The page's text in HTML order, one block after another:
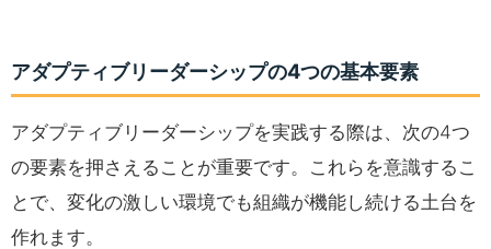
アダプティブリーダーシップの4つの基本要素
アダプティブリーダーシップを実践する際は、次の4つ
の要素を押さえることが重要です。これらを意識するこ
とで、変化の激しい環境でも組織が機能し続ける土台を
作れます。